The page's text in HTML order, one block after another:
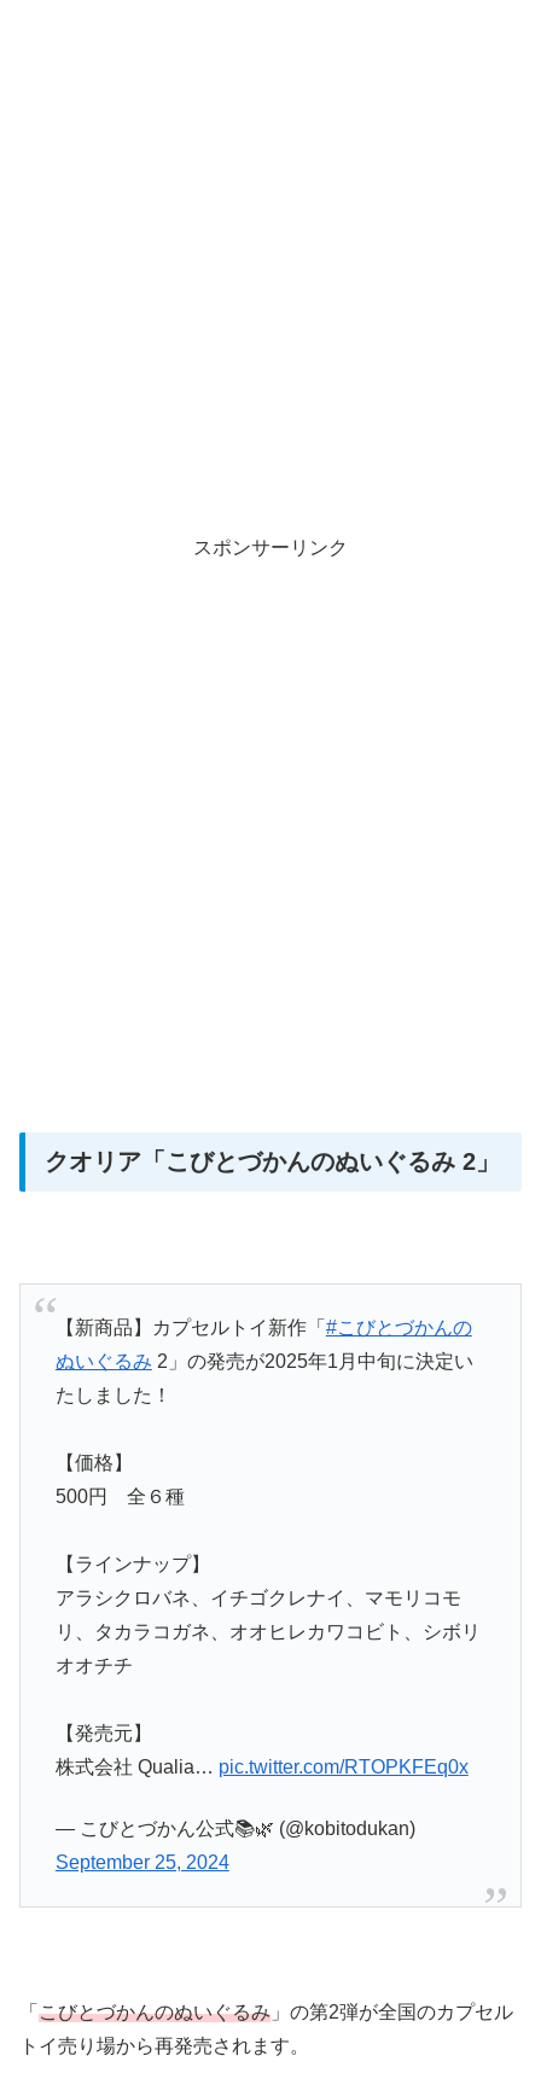
スポンサーリンク
クオリア「こびとづかんのぬいぐるみ 2」
【新商品】カプセルトイ新作「 #こびとづかんの
ぬいぐるみ 2」の発売が2025年1月中旬に決定い
たしました！
【価格】
500円 全６種
【ラインナップ】
アラシクロバネ、イチゴクレナイ、マモリコモ
リ、タカラコガネ、オオヒレカワコビト、シボリ
オオチチ
【発売元】
株式会社 Qualia… pic.twitter.com/RTOPKFEq0x
— こびとづかん公式📚🌿 (@kobitodukan)
September 25, 2024
「 こびとづかんのぬいぐるみ 」の第2弾が全国のカプセル
トイ売り場から再発売されます。